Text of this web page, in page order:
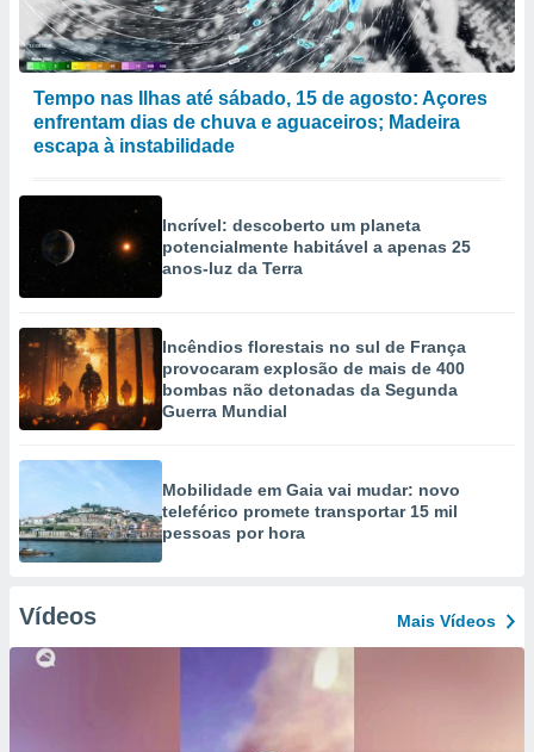
Tempo nas Ilhas até sábado, 15 de agosto: Açores
enfrentam dias de chuva e aguaceiros; Madeira
escapa à instabilidade
Incrível: descoberto um planeta
potencialmente habitável a apenas 25
anos-luz da Terra
Incêndios florestais no sul de França
provocaram explosão de mais de 400
bombas não detonadas da Segunda
Guerra Mundial
Mobilidade em Gaia vai mudar: novo
teleférico promete transportar 15 mil
pessoas por hora
Vídeos Mais Vídeos